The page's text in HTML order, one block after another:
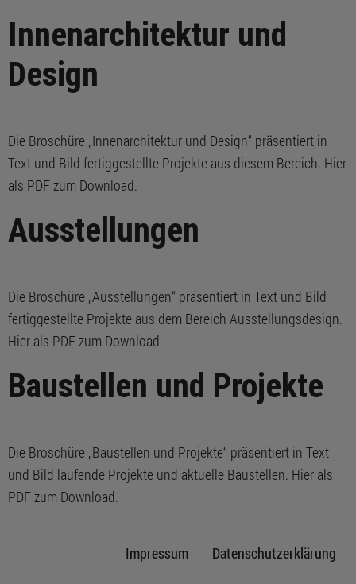
Innenarchitektur und
Design
Die Broschüre „Innenarchitektur und Design“ präsentiert in
Text und Bild fertiggestellte Projekte aus diesem Bereich. Hier
als PDF zum Download.
Ausstellungen
Die Broschüre „Ausstellungen“ präsentiert in Text und Bild
fertiggestellte Projekte aus dem Bereich Ausstellungsdesign.
Hier als PDF zum Download.
Baustellen und Projekte
Die Broschüre „Baustellen und Projekte“ präsentiert in Text
und Bild laufende Projekte und aktuelle Baustellen. Hier als
PDF zum Download.
Impressum Datenschutzerklärung